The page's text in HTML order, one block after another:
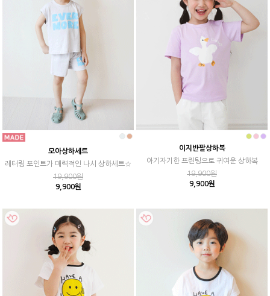
모아상하세트
레터링 포인트가 매력적인 나시 상하세트☆
19,900원
9,900원
이지반팔상하복
아기자기한 프린팅으로 귀여운 상하복
19,900원
9,900원